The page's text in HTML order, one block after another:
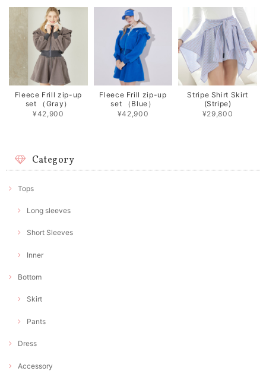
Fleece Frill zip-up
set （Gray）
¥42,900
Fleece Frill zip-up
set （Blue）
¥42,900
Stripe Shirt Skirt
(Stripe)
¥29,800
Category
Tops
Long sleeves
Short Sleeves
Inner
Bottom
Skirt
Pants
Dress
Accessory